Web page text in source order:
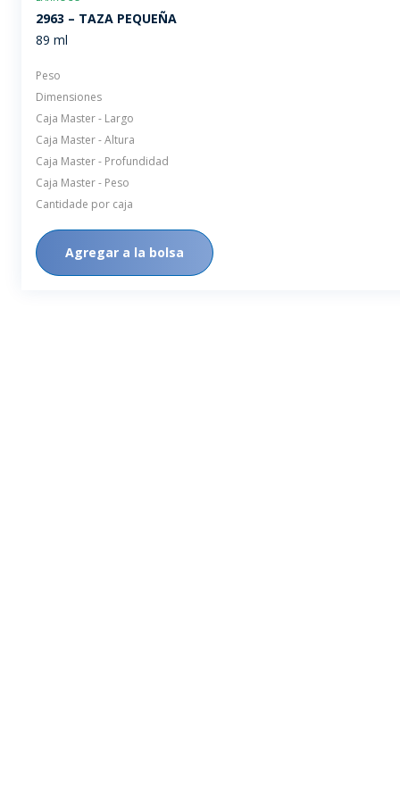
2963 – TAZA PEQUEÑA
89 ml
Peso
Dimensiones
Caja Master - Largo
Caja Master - Altura
Caja Master - Profundidad
Caja Master - Peso
Cantidade por caja
Agregar a la bolsa